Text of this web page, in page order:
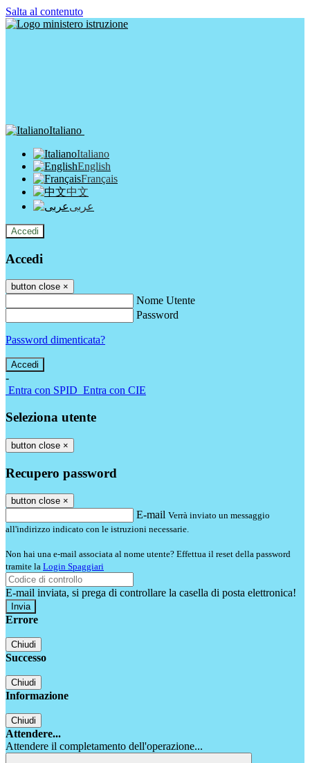
Salta al contenuto
Italiano
Italiano
English
Français
中文
عربى
Accedi
Accedi
button close ×
Nome Utente
Password
Password dimenticata?
-
Entra con SPID Entra con CIE
Seleziona utente
button close ×
Recupero password
button close ×
E-mail Verrà inviato un messaggio
all'indirizzo indicato con le istruzioni necessarie.
Non hai una e-mail associata al nome utente? Effettua il reset della password
tramite la Login Spaggiari
E-mail inviata, si prega di controllare la casella di posta elettronica!
Errore
Chiudi
Successo
Chiudi
Informazione
Chiudi
Attendere...
Attendere il completamento dell'operazione...